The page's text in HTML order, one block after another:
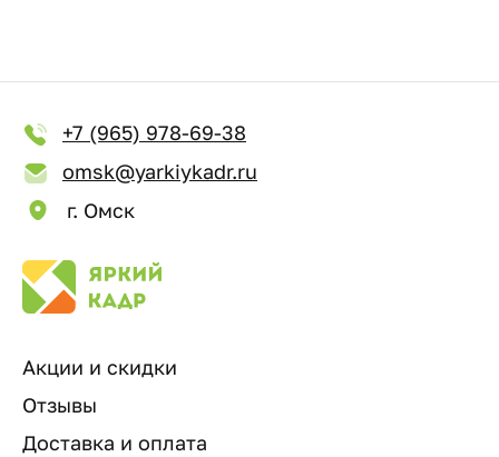
+7 (965) 978-69-38
omsk@yarkiykadr.ru
г. Омск
Акции и скидки
Отзывы
Доставка и оплата